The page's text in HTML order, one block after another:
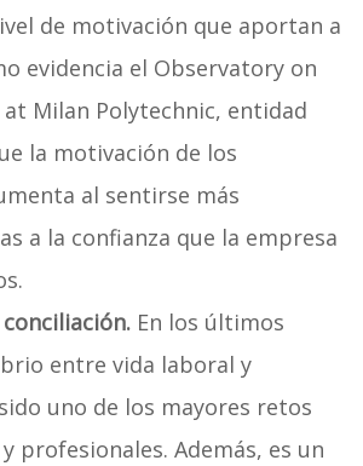
de motivación que aportan a
evidencia el Observatory on
Milan Polytechnic, entidad
la motivación de los
al sentirse más
a la confianza que la empresa
En los últimos
entre vida laboral y
uno de los mayores retos
profesionales. Además, es un